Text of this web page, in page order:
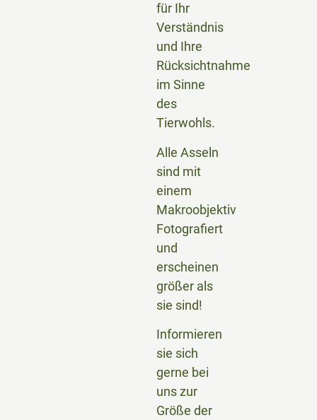
für Ihr
Verständnis
und Ihre
Rücksichtnahme
im Sinne
des
Tierwohls.
Alle Asseln
sind mit
einem
Makroobjektiv
Fotografiert
und
erscheinen
größer als
sie sind!
Informieren
sie sich
gerne bei
uns zur
Größe der